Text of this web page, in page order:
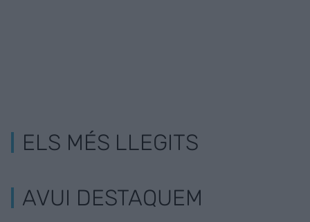
ELS MÉS LLEGITS
AVUI DESTAQUEM